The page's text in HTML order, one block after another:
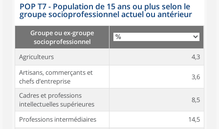
POP T7 - Population de 15 ans ou plus selon le
groupe socioprofessionnel actuel ou antérieur
Groupe ou ex-groupe
socioprofessionnel
Agriculteurs
4,3
Artisans, commerçants et
chefs d’entreprise
3,6
Cadres et professions
intellectuelles supérieures
8,5
Professions intermédiaires
14,5